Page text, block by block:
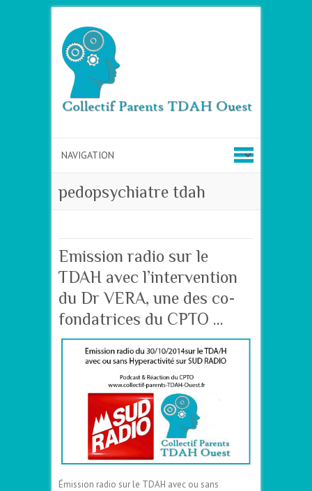
pedopsychiatre tdah
Emission radio sur le
TDAH avec l’intervention
du Dr VERA, une des co-
fondatrices du CPTO …
Émission radio sur le TDAH avec ou sans